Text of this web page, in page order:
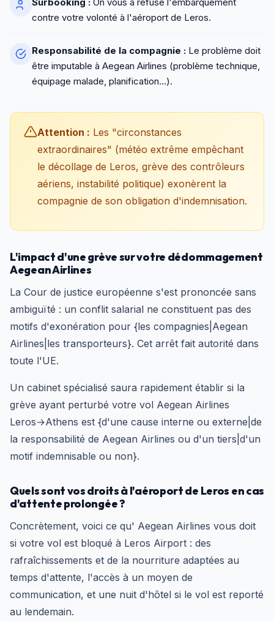
contre votre volonté à l'aéroport de Leros.
Responsabilité de la compagnie : Le problème doit
être imputable à Aegean Airlines (problème technique,
équipage malade, planification...).
Attention : Les "circonstances
extraordinaires" (météo extrême empêchant
le décollage de Leros, grève des contrôleurs
aériens, instabilité politique) exonèrent la
compagnie de son obligation d'indemnisation.
L'impact d'une grève sur votre dédommagement
Aegean Airlines
La Cour de justice européenne s'est prononcée sans
ambiguïté : un conflit salarial ne constituent pas des
motifs d'exonération pour {les compagnies|Aegean
Airlines|les transporteurs}. Cet arrêt fait autorité dans
toute l'UE.
Un cabinet spécialisé saura rapidement établir si la
grève ayant perturbé votre vol Aegean Airlines
Leros→Athens est {d'une cause interne ou externe|de
la responsabilité de Aegean Airlines ou d'un tiers|d'un
motif indemnisable ou non}.
Quels sont vos droits à l'aéroport de Leros en cas
d'attente prolongée ?
Concrètement, voici ce qu' Aegean Airlines vous doit
si votre vol est bloqué à Leros Airport : des
rafraîchissements et de la nourriture adaptées au
temps d'attente, l'accès à un moyen de
communication, et une nuit d'hôtel si le vol est reporté
au lendemain.